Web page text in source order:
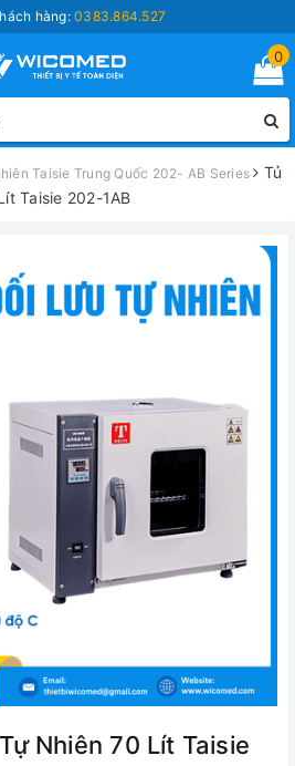
hàng:0383.864.527
0
Taisie Trung Quốc 202- AB Series
Tủ
Taisie 202-1AB
Nhiên 70 Lít Taisie